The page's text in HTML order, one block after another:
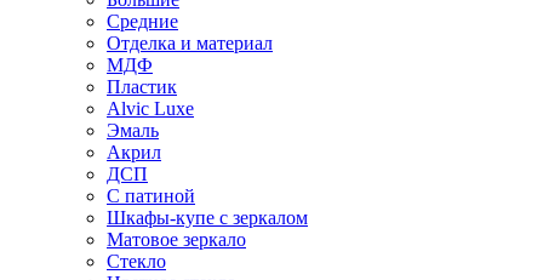
Средние
Отделка и материал
МДФ
Пластик
Alvic Luxe
Эмаль
Акрил
ДСП
С патиной
Шкафы-купе с зеркалом
Матовое зеркало
Стекло